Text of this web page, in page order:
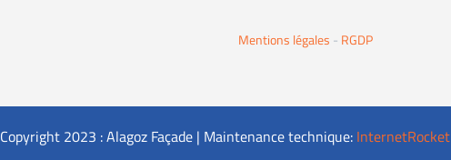
Mentions légales - RGDP
Copyright 2023 : Alagoz Façade | Maintenance technique: InternetRocket